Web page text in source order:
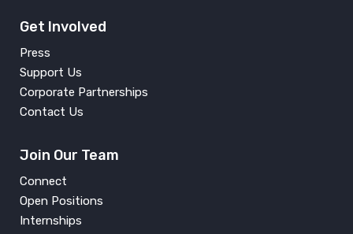
Get Involved
Press
Support Us
Corporate Partnerships
Contact Us
Join Our Team
Connect
Open Positions
Internships